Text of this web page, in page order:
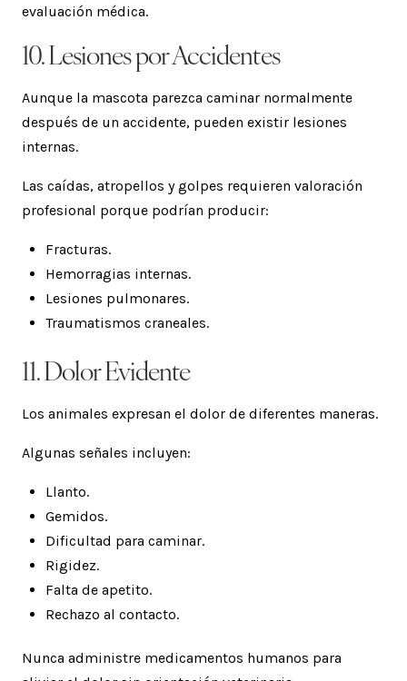
evaluación médica.
10. Lesiones por Accidentes
Aunque la mascota parezca caminar normalmente
después de un accidente, pueden existir lesiones
internas.
Las caídas, atropellos y golpes requieren valoración
profesional porque podrían producir:
Fracturas.
Hemorragias internas.
Lesiones pulmonares.
Traumatismos craneales.
11. Dolor Evidente
Los animales expresan el dolor de diferentes maneras.
Algunas señales incluyen:
Llanto.
Gemidos.
Dificultad para caminar.
Rigidez.
Falta de apetito.
Rechazo al contacto.
Nunca administre medicamentos humanos para